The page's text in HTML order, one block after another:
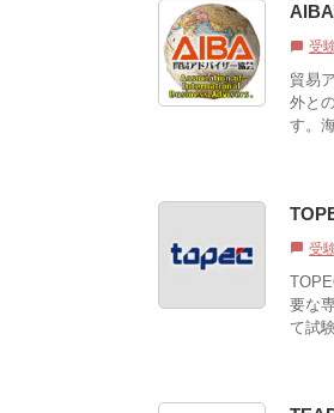
chat_bubble 受
貿易
外と
す。
chat_bubble 受
要な
て試